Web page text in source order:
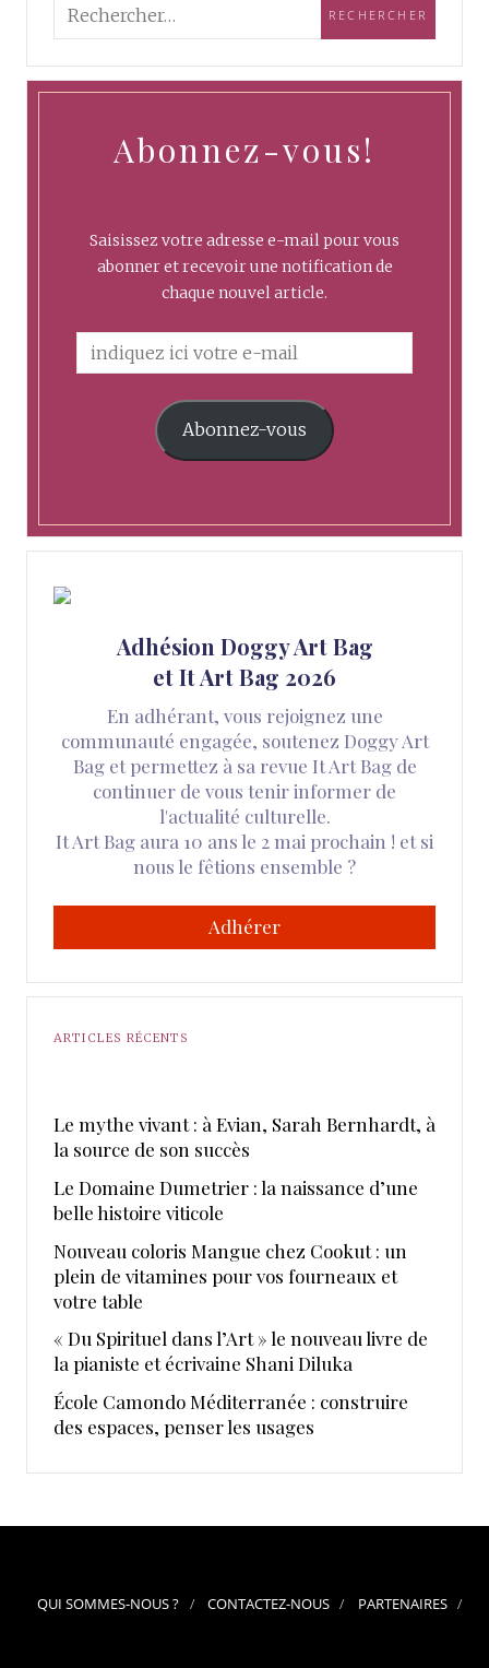
Abonnez-vous!
Saisissez votre adresse e-mail pour vous
abonner et recevoir une notification de
chaque nouvel article.
Abonnez-vous
Adhésion Doggy Art Bag
et It Art Bag 2026
En adhérant, vous rejoignez une
communauté engagée, soutenez Doggy Art
Bag et permettez à sa revue It Art Bag de
continuer de vous tenir informer de
l'actualité culturelle.
It Art Bag aura 10 ans le 2 mai prochain ! et si
nous le fêtions ensemble ?
Adhérer
ARTICLES RÉCENTS
Le mythe vivant : à Evian, Sarah Bernhardt, à
la source de son succès
Le Domaine Dumetrier : la naissance d’une
belle histoire viticole
Nouveau coloris Mangue chez Cookut : un
plein de vitamines pour vos fourneaux et
votre table
« Du Spirituel dans l’Art » le nouveau livre de
la pianiste et écrivaine Shani Diluka
École Camondo Méditerranée : construire
des espaces, penser les usages
QUI SOMMES-NOUS ? CONTACTEZ-NOUS PARTENAIRES